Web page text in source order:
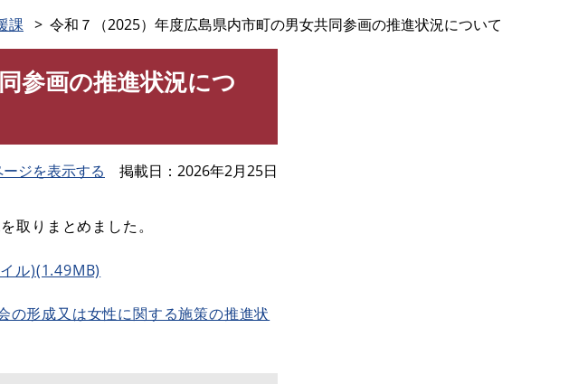
課 令和７（2025）年度広島県内市町の男女共同参画の推進状況について
参画の推進状況につ
ジを表示する 掲載日 2026年2月25日
取りまとめました。
ル)(1.49MB)
の形成又は女性に関する施策の推進状